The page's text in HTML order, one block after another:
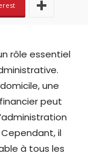
rôle essentiel
une
peut
il
à tous les